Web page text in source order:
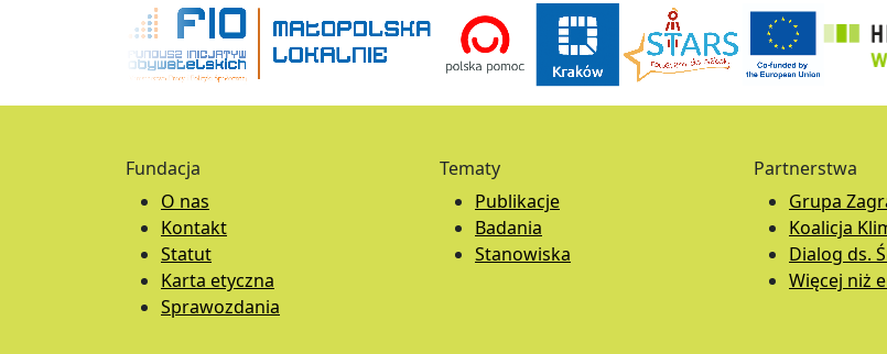
Fundacja
O nas
Kontakt
Statut
Karta etyczna
Sprawozdania
Tematy
Publikacje
Badania
Stanowiska
Partnerstwa
Grupa
Koalicja
Dialog ds.
Więcej niż